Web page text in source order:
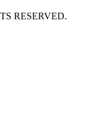
RESERVED.